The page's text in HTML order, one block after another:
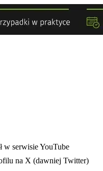
karcie
w serwisie YouTube
na X (dawniej Twitter)